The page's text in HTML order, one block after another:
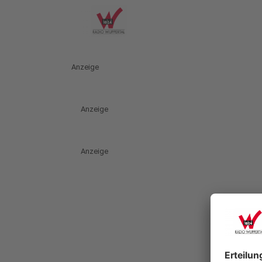
Anzeige
Anzeige
Anzeige